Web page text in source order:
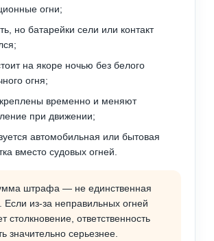
огни;
но батарейки сели или контакт
на якоре ночью без белого
огня;
временно и меняют
при движении;
автомобильная или бытовая
вместо судовых огней.
штрафа — не единственная
Если из-за неправильных огней
столкновение, ответственность
значительно серьезнее.